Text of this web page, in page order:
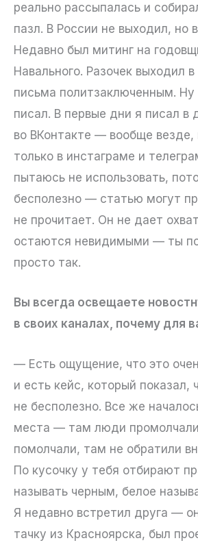
реально рассыпалась и
пазл. В России не выходил, но
Недавно был митинг на
Навального. Разочек выходил
письма политзаключенным. Ну
писал. В первые дни я писал в
во ВКонтакте — вообще везде,
только в инстаграме и
пытаюсь не использовать,
бесполезно — статью могут
не прочитает. Он не дает
остаются невидимыми — ты
просто так.
Вы всегда освещаете
в своих каналах, почему для
— Есть ощущение, что это
и есть кейс, который показал,
не бесполезно. Все же
места — там люди
помолчали, там не обратили
По кусочку у тебя отбирают
называть черным, белое
Я недавно встретил друга —
тачку из Красноярска, был